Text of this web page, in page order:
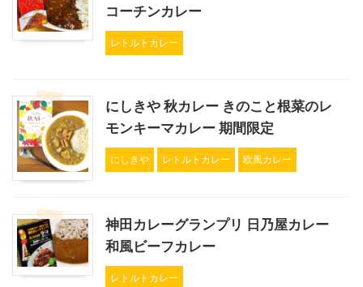
コーチンカレー
レトルトカレー
にしきや 秋カレー きのこと根菜のレ
モンキーマカレー 期間限定
にしきや レトルトカレー 欧風カレー
神田カレーグランプリ 日乃屋カレー
和風ビーフカレー
レトルトカレー